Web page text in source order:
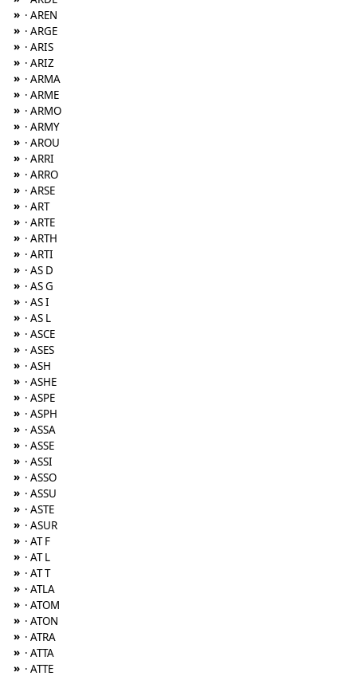
» · AREN
» · ARGE
» · ARIS
» · ARIZ
» · ARMA
» · ARME
» · ARMO
» · ARMY
» · AROU
» · ARRI
» · ARRO
» · ARSE
» · ART
» · ARTE
» · ARTH
» · ARTI
» · AS D
» · AS G
» · AS I
» · AS L
» · ASCE
» · ASES
» · ASH
» · ASHE
» · ASPE
» · ASPH
» · ASSA
» · ASSE
» · ASSI
» · ASSO
» · ASSU
» · ASTE
» · ASUR
» · AT F
» · AT L
» · AT T
» · ATLA
» · ATOM
» · ATON
» · ATRA
» · ATTA
» · ATTE